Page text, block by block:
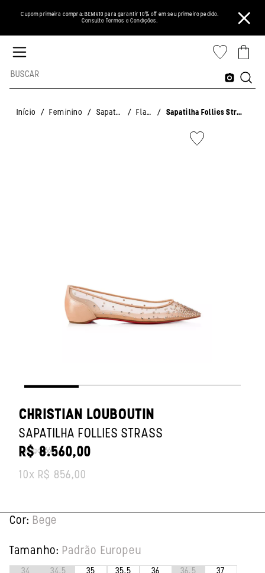
Cupom primeira compra: BEMV10 para garantir 10% off em seu primeiro pedido.
Consulte Termos e Condições.
Início / Feminino / Sapatos / Flats / Sapatilha Follies Strass
CHRISTIAN LOUBOUTIN
SAPATILHA FOLLIES STRASS
Código:6603
Original price:
R$ 8.560,00
10x R$ 856,00
Cor: Bege
Tamanho: Padrão Europeu